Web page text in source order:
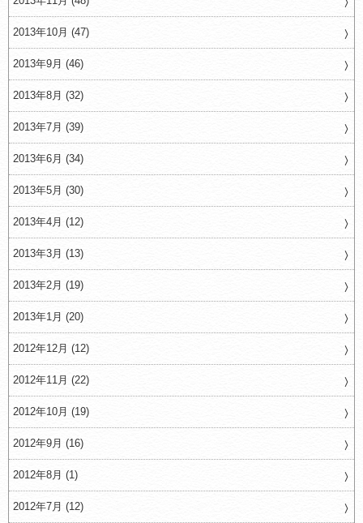
2013年10月 (47)
2013年9月 (46)
2013年8月 (32)
2013年7月 (39)
2013年6月 (34)
2013年5月 (30)
2013年4月 (12)
2013年3月 (13)
2013年2月 (19)
2013年1月 (20)
2012年12月 (12)
2012年11月 (22)
2012年10月 (19)
2012年9月 (16)
2012年8月 (1)
2012年7月 (12)